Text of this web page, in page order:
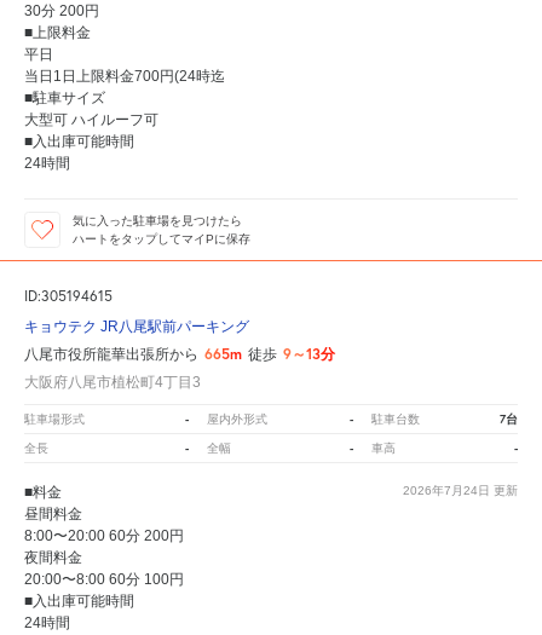
30分 200円
■上限料金
平日
当日1日上限料金700円(24時迄
■駐車サイズ
大型可 ハイルーフ可
■入出庫可能時間
24時間
気に入った駐車場を見つけたら
ハートをタップしてマイPに保存
ID:305194615
キョウテク JR八尾駅前パーキング
八尾市役所龍華出張所から 665m 徒歩 9～13分
大阪府八尾市植松町4丁目3
駐車場形式 - 屋内外形式 - 駐車台数 7台
全長 - 全幅 - 車高 -
2026年7月24日 更新
■料金
昼間料金
8:00〜20:00 60分 200円
夜間料金
20:00〜8:00 60分 100円
■入出庫可能時間
24時間